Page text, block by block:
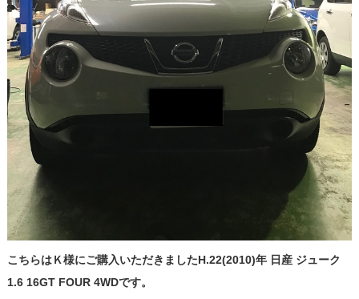
こちらはＫ様にご購入いただきましたH.22(2010)年 日産 ジューク
1.6 16GT FOUR 4WDです。